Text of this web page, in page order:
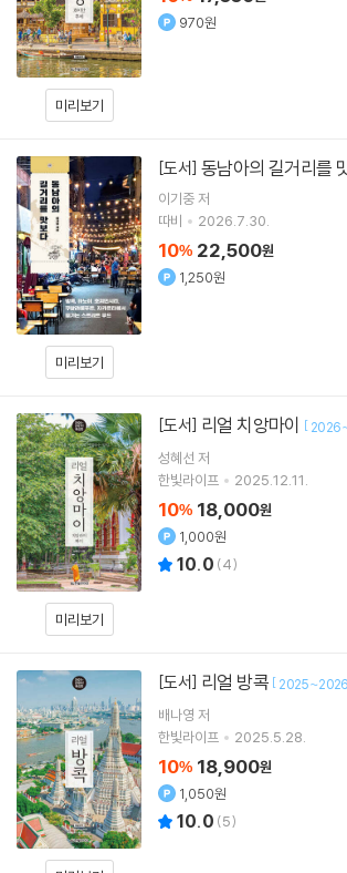
미리보기
970원
미리보기
[도서] 동남아의 길거리를
이기중저
따비
2026.7.30.
10% 22,500원
1,250원
미리보기
[도서] 리얼 치앙마이 [
성혜선 저
한빛라이프
2025.12.11.
10% 18,000원
1,000원
10.0 (4)
[도서] 리얼 방콕 [ 2025~2026
배나영 저
한빛라이프
2025.5.28.
10% 18,900원
1,050원
10.0 (5)